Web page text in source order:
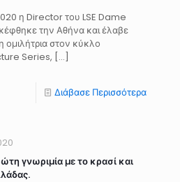
η Director του LSE Dame
την Αθήνα και έλαβε
ομιλήτρια στον κύκλο
Series, […]
Διάβασε Περισσότερα
γνωριμία με το κρασί και